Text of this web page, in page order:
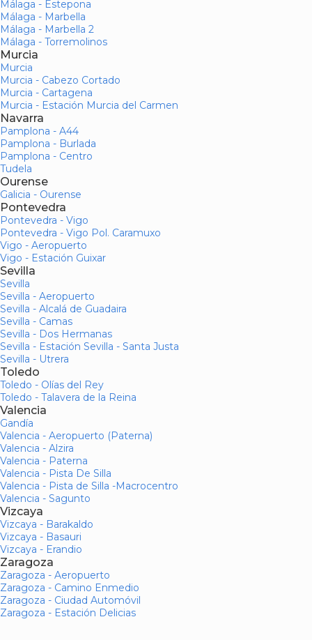
Málaga - Estepona
Málaga - Marbella
Málaga - Marbella 2
Málaga - Torremolinos
Murcia
Murcia
Murcia - Cabezo Cortado
Murcia - Cartagena
Murcia - Estación Murcia del Carmen
Navarra
Pamplona - A44
Pamplona - Burlada
Pamplona - Centro
Tudela
Ourense
Galicia - Ourense
Pontevedra
Pontevedra - Vigo
Pontevedra - Vigo Pol. Caramuxo
Vigo - Aeropuerto
Vigo - Estación Guixar
Sevilla
Sevilla
Sevilla - Aeropuerto
Sevilla - Alcalá de Guadaira
Sevilla - Camas
Sevilla - Dos Hermanas
Sevilla - Estación Sevilla - Santa Justa
Sevilla - Utrera
Toledo
Toledo - Olías del Rey
Toledo - Talavera de la Reina
Valencia
Gandía
Valencia - Aeropuerto (Paterna)
Valencia - Alzira
Valencia - Paterna
Valencia - Pista De Silla
Valencia - Pista de Silla -Macrocentro
Valencia - Sagunto
Vizcaya
Vizcaya - Barakaldo
Vizcaya - Basauri
Vizcaya - Erandio
Zaragoza
Zaragoza - Aeropuerto
Zaragoza - Camino Enmedio
Zaragoza - Ciudad Automóvil
Zaragoza - Estación Delicias